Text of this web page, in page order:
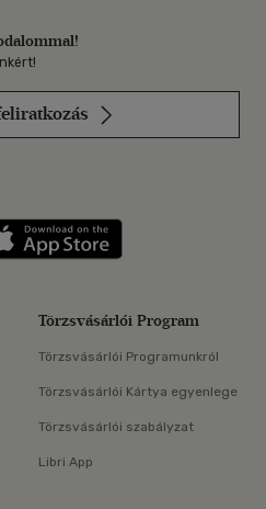
a LinkedInen
Szerezd meg: Google
Törzsvásárlói Program
Törzsvásárlói Programunkról
Törzsvásárlói Kártya egyenlege
Törzsvásárlói szabályzat
Libri App